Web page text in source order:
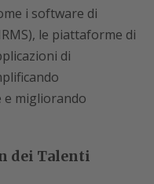
i software di
le piattaforme di
di
e migliorando
dei Talenti